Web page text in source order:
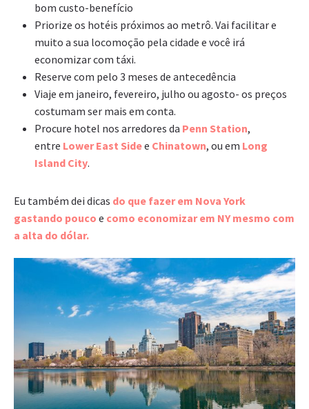
bom custo-benefício
Priorize os hotéis próximos ao metrô. Vai facilitar e
muito a sua locomoção pela cidade e você irá
economizar com táxi.
Reserve com pelo 3 meses de antecedência
Viaje em janeiro, fevereiro, julho ou agosto- os preços
costumam ser mais em conta.
Procure hotel nos arredores da Penn Station,
entre Lower East Sidee Chinatown, ou em Long
Island City.
Eu também dei dicas do que fazer em Nova York
gastando pouco e como economizar em NY mesmo com
a alta do dólar.